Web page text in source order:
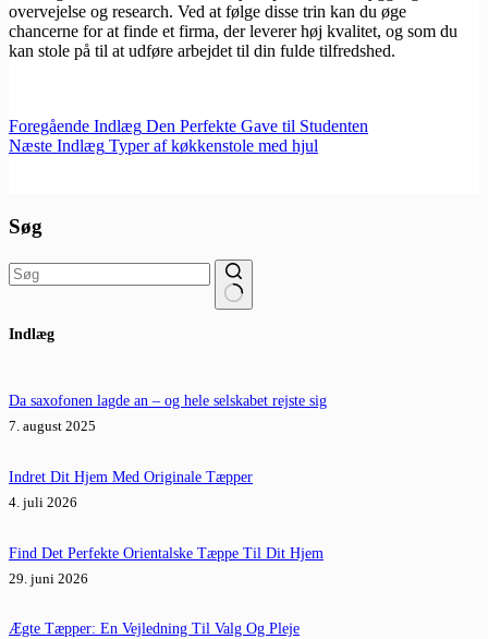
overvejelse og research. Ved at følge disse trin kan du øge
chancerne for at finde et firma, der leverer høj kvalitet, og som du
kan stole på til at udføre arbejdet til din fulde tilfredshed.
Foregående Indlæg Den Perfekte Gave til Studenten
Næste Indlæg Typer af køkkenstole med hjul
Søg
resultater
Indlæg
Da saxofonen lagde an – og hele selskabet rejste sig
7. august 2025
Indret Dit Hjem Med Originale Tæpper
4. juli 2026
Find Det Perfekte Orientalske Tæppe Til Dit Hjem
29. juni 2026
Ægte Tæpper: En Vejledning Til Valg Og Pleje